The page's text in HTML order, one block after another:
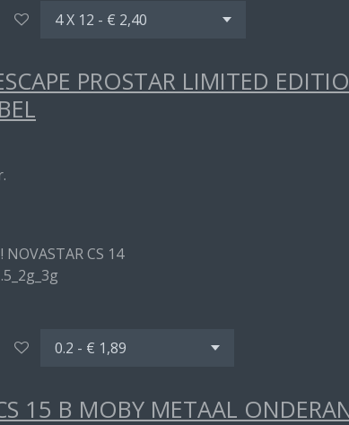
PROSTAR LIMITED
NOVASTAR CS 14
15 B MOBY METAAL